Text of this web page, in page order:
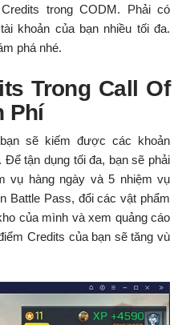
trong CODM. Phải có
khoản của bạn nhiều tối đa.
phá nhé.
Trong Call Of
Phí
sẽ kiếm được các khoản
tận dụng tối đa, bạn sẽ phải
vụ hàng ngày và 5 nhiệm vụ
Battle Pass, đổi các vật phẩm
của mình và xem quảng cáo
Credits của bạn sẽ tăng vù